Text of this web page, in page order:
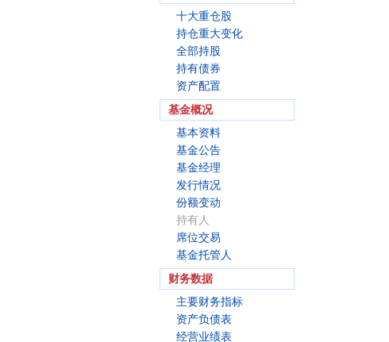
十大重仓股
持仓重大变化
全部持股
持有债券
资产配置
基金概况
基本资料
基金公告
基金经理
发行情况
份额变动
持有人
席位交易
基金托管人
财务数据
主要财务指标
资产负债表
经营业绩表